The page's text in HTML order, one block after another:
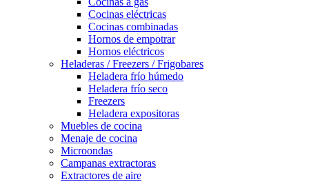
Cocinas eléctricas
Cocinas combinadas
Hornos de empotrar
Hornos eléctricos
Heladeras / Freezers / Frigobares
Heladera frío húmedo
Heladera frío seco
Freezers
Heladera expositoras
Muebles de cocina
Menaje de cocina
Microondas
Campanas extractoras
Extractores de aire